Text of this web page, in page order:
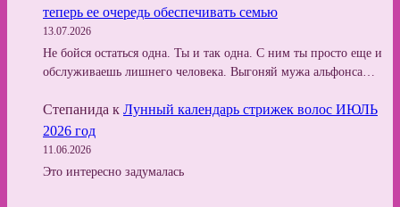
теперь ее очередь обеспечивать семью
13.07.2026
Не бойся остаться одна. Ты и так одна. С ним ты просто еще и
обслуживаешь лишнего человека. Выгоняй мужа альфонса…
Степанида к Лунный календарь стрижек волос ИЮЛЬ
2026 год
11.06.2026
Это интересно задумалась